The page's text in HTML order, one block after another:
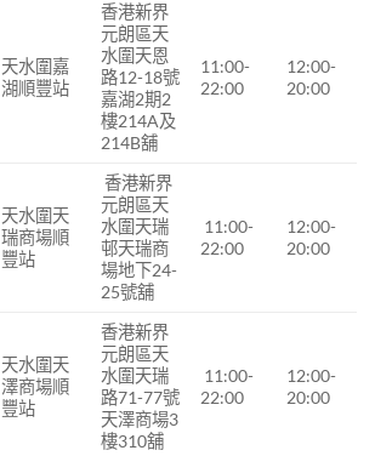
天水圍嘉
湖順豐站
香港新界
元朗區天
水圍天恩
路12-18號
嘉湖2期2
樓214A及
214B舖
11:00-
22:00
12:00-
20:00
天水圍天
瑞商場順
豐站
香港新界
元朗區天
水圍天瑞
邨天瑞商
場地下24-
25號舖
11:00-
22:00
12:00-
20:00
天水圍天
澤商場順
豐站
香港新界
元朗區天
水圍天瑞
路71-77號
天澤商場3
樓310舖
11:00-
22:00
12:00-
20:00